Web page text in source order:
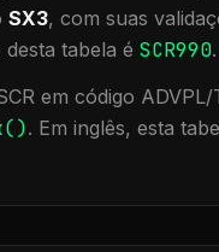
SX3, com suas
tabela é SCR990.
em código
. Em inglês, esta